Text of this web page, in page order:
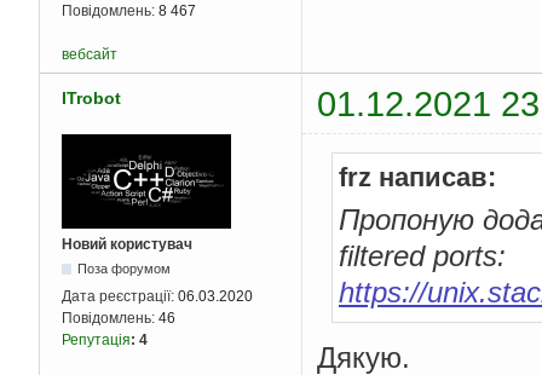
Повідомлень: 8 467
вебсайт
ITrobot 01.12.2021
Новий користувач
Поза форумом
Дата реєстрації: 06.03.2020
Повідомлень: 46
Репутація: 4
frz написав:
Пропоную
filtered ports:
https://
Дякую.